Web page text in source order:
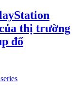
thị trường
đổ